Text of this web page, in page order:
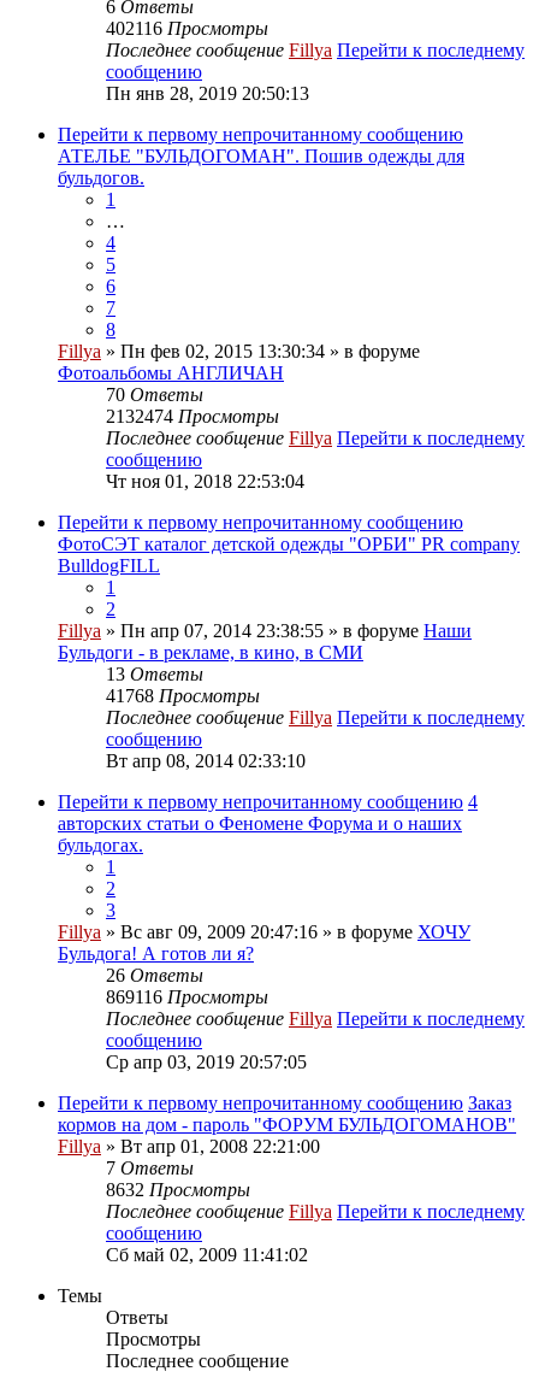
6 Ответы
402116 Просмотры
Последнее сообщение Fillya Перейти к последнему
сообщению
Пн янв 28, 2019 20:50:13
Перейти к первому непрочитанному сообщению
АТЕЛЬЕ "БУЛЬДОГОМАН". Пошив одежды для
бульдогов.
1
…
4
5
6
7
8
Fillya » Пн фев 02, 2015 13:30:34 » в форуме
Фотоальбомы АНГЛИЧАН
70 Ответы
2132474 Просмотры
Последнее сообщение Fillya Перейти к последнему
сообщению
Чт ноя 01, 2018 22:53:04
Перейти к первому непрочитанному сообщению
ФотоСЭТ каталог детской одежды "ОРБИ" PR company
BulldogFILL
1
2
Fillya » Пн апр 07, 2014 23:38:55 » в форуме Наши
Бульдоги - в рекламе, в кино, в СМИ
13 Ответы
41768 Просмотры
Последнее сообщение Fillya Перейти к последнему
сообщению
Вт апр 08, 2014 02:33:10
Перейти к первому непрочитанному сообщению 4
авторских статьи о Феномене Форума и о наших
бульдогах.
1
2
3
Fillya » Вс авг 09, 2009 20:47:16 » в форуме ХОЧУ
Бульдога! А готов ли я?
26 Ответы
869116 Просмотры
Последнее сообщение Fillya Перейти к последнему
сообщению
Ср апр 03, 2019 20:57:05
Перейти к первому непрочитанному сообщению Заказ
кормов на дом - пароль "ФОРУМ БУЛЬДОГОМАНОВ"
Fillya » Вт апр 01, 2008 22:21:00
7 Ответы
8632 Просмотры
Последнее сообщение Fillya Перейти к последнему
сообщению
Сб май 02, 2009 11:41:02
Темы
Ответы
Просмотры
Последнее сообщение